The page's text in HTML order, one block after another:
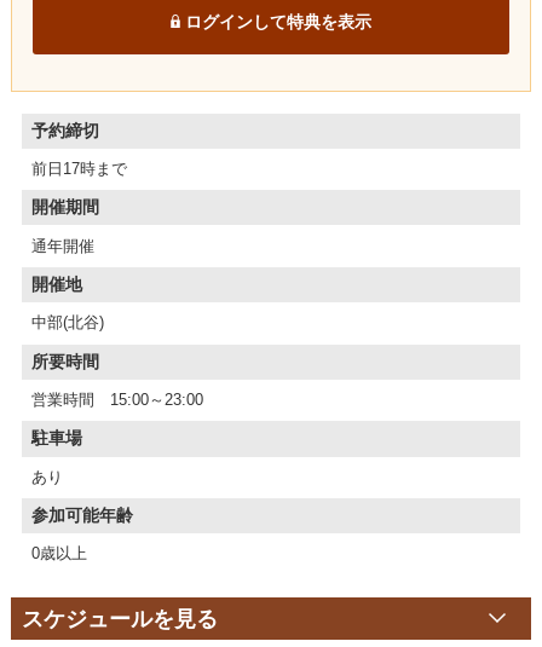
ログインして特典を表示
予約締切
前日17時まで
開催期間
通年開催
開催地
中部(北谷)
所要時間
営業時間 15:00～23:00
駐車場
あり
参加可能年齢
0歳以上
スケジュールを見る